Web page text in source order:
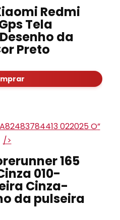
Redmi
Tela
da
Preto
”
/>
165
010-
Cinza-
da pulseira